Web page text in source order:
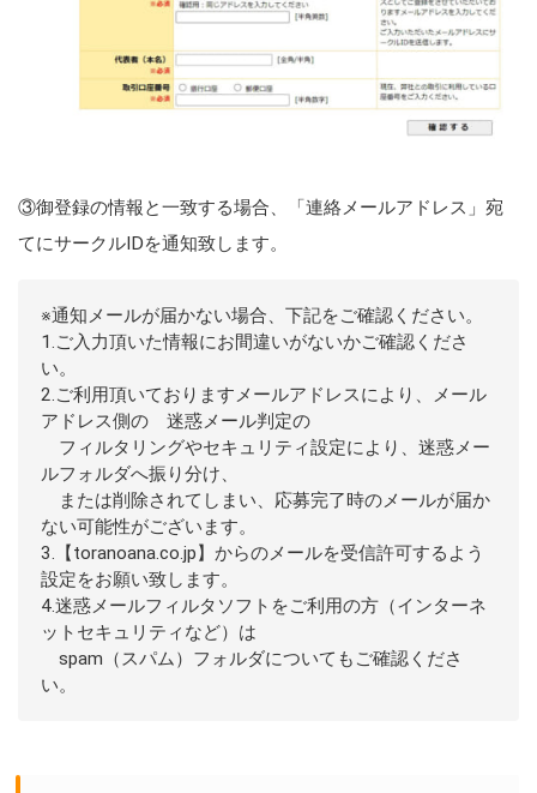
③御登録の情報と一致する場合、「連絡メールアドレス」宛
てにサークルIDを通知致します。
※通知メールが届かない場合、下記をご確認ください。
1.ご入力頂いた情報にお間違いがないかご確認くださ
い。
2.ご利用頂いておりますメールアドレスにより、メール
アドレス側の 迷惑メール判定の
フィルタリングやセキュリティ設定により、迷惑メー
ルフォルダへ振り分け、
または削除されてしまい、応募完了時のメールが届か
ない可能性がございます。
3.【toranoana.co.jp】からのメールを受信許可するよう
設定をお願い致します。
4.迷惑メールフィルタソフトをご利用の方（インターネ
ットセキュリティなど）は
spam（スパム）フォルダについてもご確認くださ
い。